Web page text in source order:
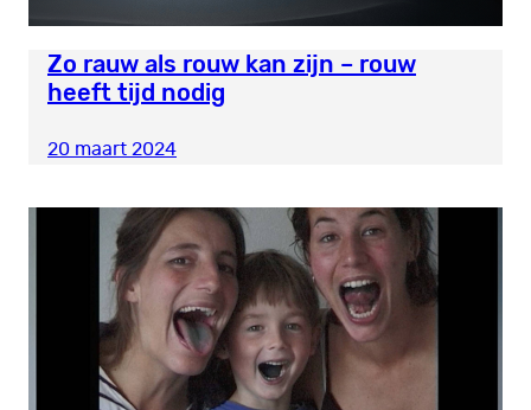
Zo rauw als rouw kan zijn – rouw
heeft tijd nodig
20 maart 2024